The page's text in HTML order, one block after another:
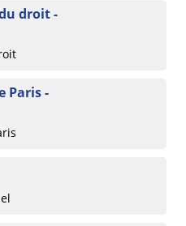
droit -
Paris -